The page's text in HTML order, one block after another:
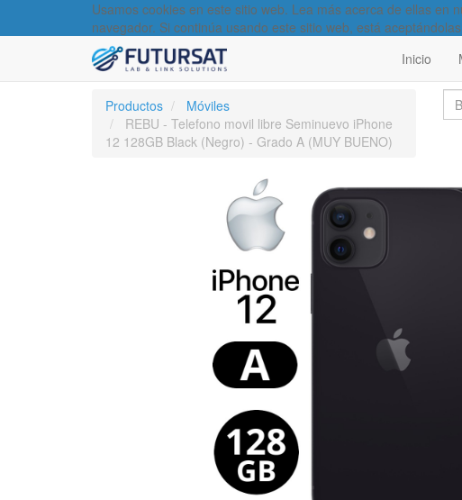
Usamos cookies en este sitio web. Lea más acerca de ellas en
navegador. Si continúa usando este sitio web, está
Inicio
Productos
Móviles
REBU - Telefono movil libre Seminuevo iPhone
12 128GB Black (Negro) - Grado A (MUY BUENO)